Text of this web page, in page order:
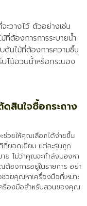
วางไว้ ตัวอย่างเช่น
ม้ที่ต้องการการระบายน้ำ
ต้นไม้ที่ต้องการความชื้น
บไม้อวบน้ำหรือกระบอง
สินใจซื้อกระถาง
ช่วยให้คุณเลือกได้ง่ายขึ้น
ยอดเยี่ยม แต่ละรุ่นถูก
ย ไม่ว่าคุณจะกำลังมองหา
องการอยู่ในรายการ อย่า
วยคุณหาเครื่องมือที่เหมาะ
รื่องมือสำหรับสวนของคุณ